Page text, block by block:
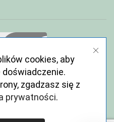
cookies, aby
zgadzasz się z
prywatności.